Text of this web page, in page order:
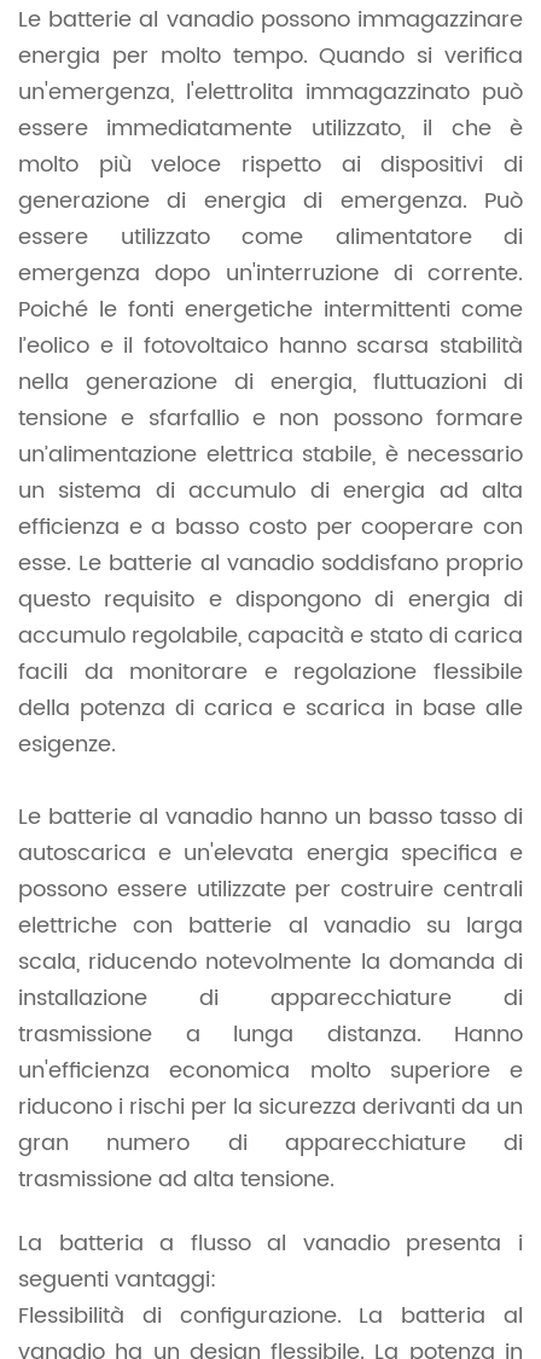
Le batterie al vanadio possono immagazzinare
energia per molto tempo. Quando si verifica
un'emergenza, l'elettrolita immagazzinato può
essere immediatamente utilizzato, il che è
molto più veloce rispetto ai dispositivi di
generazione di energia di emergenza. Può
essere utilizzato come alimentatore di
emergenza dopo un'interruzione di corrente.
Poiché le fonti energetiche intermittenti come
l’eolico e il fotovoltaico hanno scarsa stabilità
nella generazione di energia, fluttuazioni di
tensione e sfarfallio e non possono formare
un’alimentazione elettrica stabile, è necessario
un sistema di accumulo di energia ad alta
efficienza e a basso costo per cooperare con
esse. Le batterie al vanadio soddisfano proprio
questo requisito e dispongono di energia di
accumulo regolabile, capacità e stato di carica
facili da monitorare e regolazione flessibile
della potenza di carica e scarica in base alle
esigenze.
Le batterie al vanadio hanno un basso tasso di
autoscarica e un'elevata energia specifica e
possono essere utilizzate per costruire centrali
elettriche con batterie al vanadio su larga
scala, riducendo notevolmente la domanda di
installazione di apparecchiature di
trasmissione a lunga distanza. Hanno
un'efficienza economica molto superiore e
riducono i rischi per la sicurezza derivanti da un
gran numero di apparecchiature di
trasmissione ad alta tensione.
La batteria a flusso al vanadio presenta i
seguenti vantaggi:
Flessibilità di configurazione. La batteria al